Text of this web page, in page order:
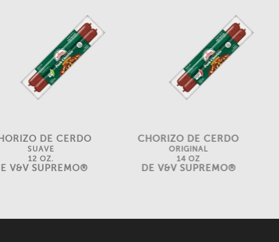
DE CERDO
SUAVE
12 OZ.
V&V SUPREMO®
CHORIZO ​​DE CERDO
ORIGINAL
14 OZ
DE V&V SUPREMO®